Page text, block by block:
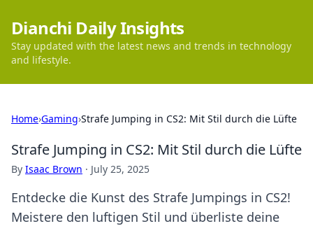
Dianchi Daily Insights
Stay updated with the latest news and trends in technology
and lifestyle.
Home›Gaming›Strafe Jumping in CS2: Mit Stil durch die Lüfte
Strafe Jumping in CS2: Mit Stil durch die Lüfte
By Isaac Brown · July 25, 2025
Entdecke die Kunst des Strafe Jumpings in CS2!
Meistere den luftigen Stil und überliste deine